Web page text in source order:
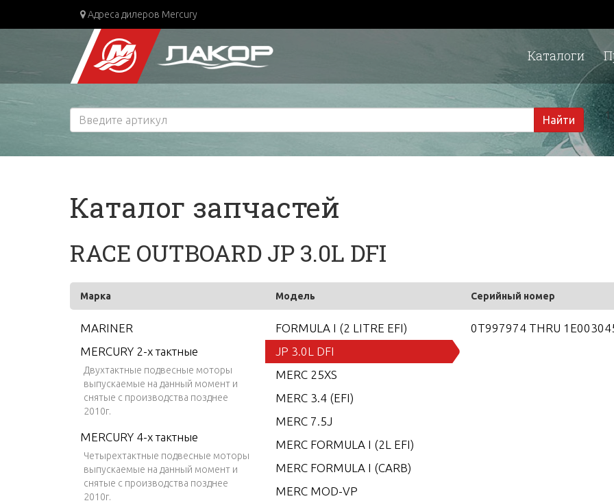
Адреса дилеров Mercury
Каталоги
Найти 1
Каталог запчастей
RACE OUTBOARD JP 3.0L DFI
Марка Модель Серийный номер
MARINER
MERCURY 2-х тактные
Двухтактные подвесные моторы
выпускаемые на данный момент и
снятые с производства позднее
2010г.
MERCURY 4-х тактные
Четырехтактные подвесные моторы
выпускаемые на данный момент и
снятые с производства позднее
2010г.
FORMULA I (2 LITRE EFI)
JP 3.0L DFI
MERC 25XS
MERC 3.4 (EFI)
MERC 7.5J
MERC FORMULA I (2L EFI)
MERC FORMULA I (CARB)
MERC MOD-VP
0T997974 THRU